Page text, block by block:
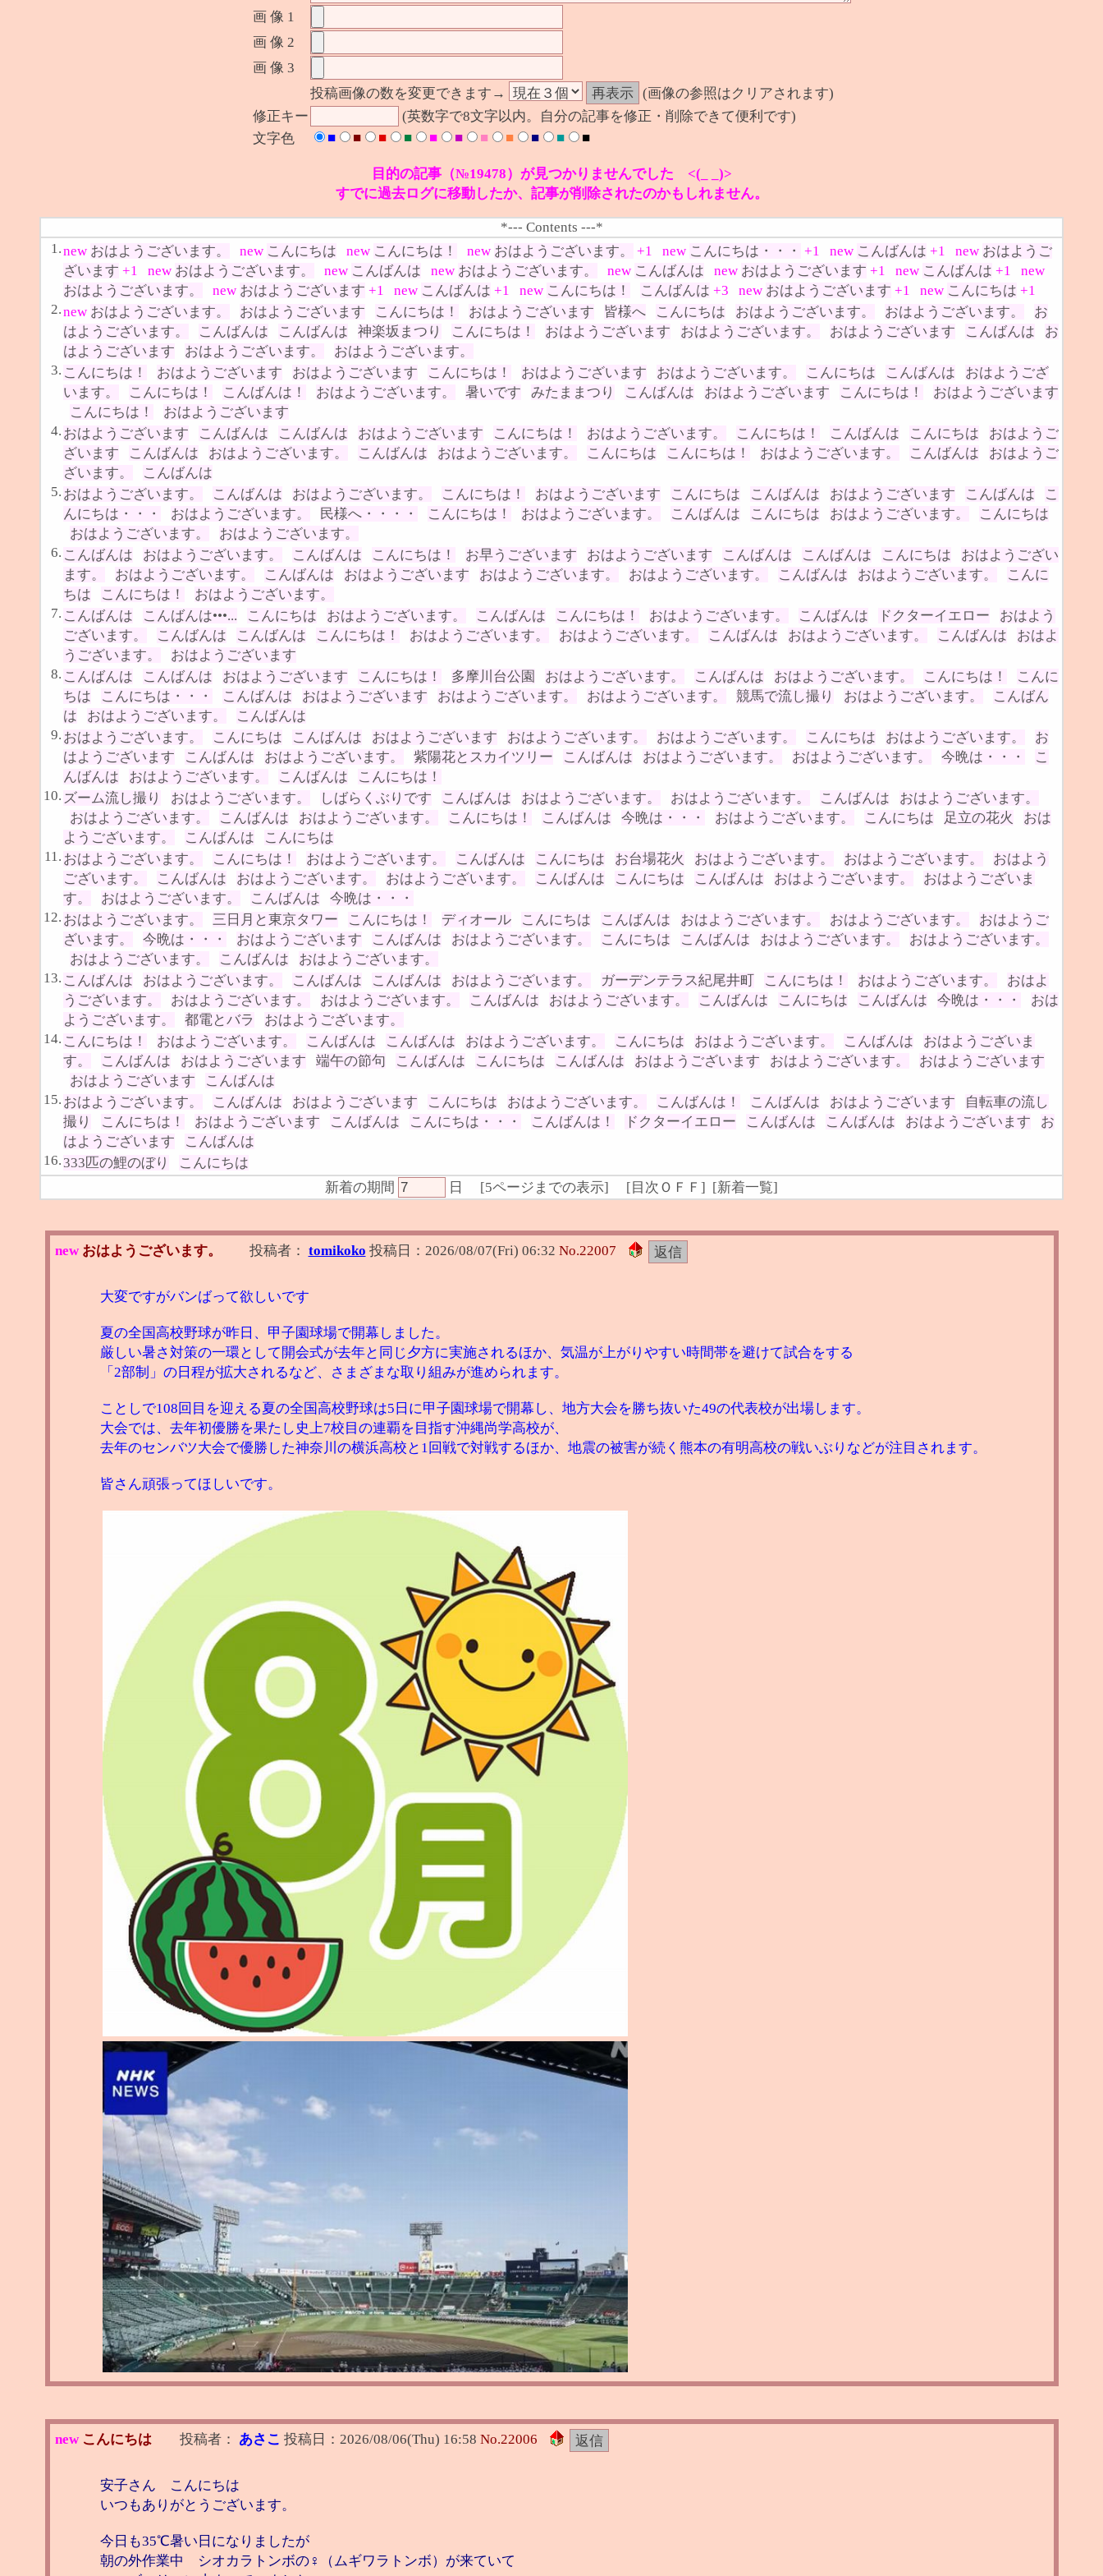
画 像 1
画 像 2
画 像 3
投稿画像の数を変更できます→
(画像の参照はクリアされます)
修正キー
(英数字で8文字以内。自分の記事を修正・削除できて便利です)
文字色
■ ■ ■ ■ ■ ■ ■ ■ ■ ■ ■
目的の記事（№19478）が見つかりませんでした <(_ _)>
すでに過去ログに移動したか、記事が削除されたのかもしれません。
*--- Contents ---*
1.new おはようございます。 new こんにちは new こんにちは！ new おはようございます。 +1 new こんにちは・・・ +1 new こんばんは +1 new おはようご
ざいます +1 new おはようございます。 new こんばんは new おはようございます。 new こんばんは new おはようございます +1 new こんばんは +1
new
おはようございます。
new おはようございます +1 new こんばんは +1 new こんにちは！ こんばんは +3 new おはようございます +1 new こんにちは +1
2.new おはようございます。 おはようございます こんにちは！ おはようございます 皆様へ こんにちは おはようございます。 おはようございます。
お
はようございます。
こんばんは こんばんは 神楽坂まつり こんにちは！ おはようございます おはようございます。 おはようございます こんばんは
お
はようございます
おはようございます。
おはようございます。
3. こんにちは！ おはようございます おはようございます こんにちは！ おはようございます おはようございます。 こんにちは こんばんは
おはようござ
います。
こんにちは！ こんばんは！ おはようございます。 暑いです みたままつり こんばんは おはようございます こんにちは！
おはようございます
こんにちは！
おはようございます
4. おはようございます こんばんは こんばんは おはようございます こんにちは！ おはようございます。 こんにちは！ こんばんは こんにちは
おはようご
ざいます
こんばんは おはようございます。 こんばんは おはようございます。 こんにちは こんにちは！ おはようございます。 こんばんは
おはようご
ざいます。
こんばんは
5. おはようございます。 こんばんは おはようございます。 こんにちは！ おはようございます こんにちは こんばんは おはようございます こんばんは
こ
んにちは・・・
おはようございます。 民様へ・・・・ こんにちは！ おはようございます。 こんばんは こんにちは おはようございます。
こんにちは
おはようございます。
おはようございます。
6. こんばんは おはようございます。 こんばんは こんにちは！ お早うございます おはようございます こんばんは こんばんは こんにちは
おはようござい
ます。
おはようございます。 こんばんは おはようございます おはようございます。 おはようございます。 こんばんは おはようございます。
こんに
ちは
こんにちは！
おはようございます。
7. こんばんは こんばんは•••... こんにちは おはようございます。 こんばんは こんにちは！ おはようございます。 こんばんは ドクターイエロー
おはよう
ございます。
こんばんは こんばんは こんにちは！ おはようございます。 おはようございます。 こんばんは おはようございます。 こんばんは
おはよ
うございます。
おはようございます
8. こんばんは こんばんは おはようございます こんにちは！ 多摩川台公園 おはようございます。 こんばんは おはようございます。 こんにちは！
こんに
ちは
こんにちは・・・ こんばんは おはようございます おはようございます。 おはようございます。 競馬で流し撮り おはようございます。
こんばん
は
おはようございます。
こんばんは
9. おはようございます。 こんにちは こんばんは おはようございます おはようございます。 おはようございます。 こんにちは おはようございます。
お
はようございます
こんばんは おはようございます。 紫陽花とスカイツリー こんばんは おはようございます。 おはようございます。 今晩は・・・
こ
んばんは
おはようございます。 こんばんは
こんにちは！
10. ズーム流し撮り おはようございます。 しばらくぶりです こんばんは おはようございます。 おはようございます。 こんばんは
おはようございます。
おはようございます。
こんばんは おはようございます。 こんにちは！ こんばんは 今晩は・・・ おはようございます。 こんにちは 足立の花火
おは
ようございます。
こんばんは
こんにちは
11. おはようございます。 こんにちは！ おはようございます。 こんばんは こんにちは お台場花火 おはようございます。 おはようございます。
おはよう
ございます。
こんばんは おはようございます。 おはようございます。 こんばんは こんにちは こんばんは おはようございます。
おはようございま
す。
おはようございます。 こんばんは
今晩は・・・
12. おはようございます。 三日月と東京タワー こんにちは！ ディオール こんにちは こんばんは おはようございます。 おはようございます。
おはようご
ざいます。
今晩は・・・ おはようございます こんばんは おはようございます。 こんにちは こんばんは おはようございます。
おはようございます。
おはようございます。
こんばんは
おはようございます。
13. こんばんは おはようございます。 こんばんは こんばんは おはようございます。 ガーデンテラス紀尾井町 こんにちは！ おはようございます。
おはよ
うございます。
おはようございます。 おはようございます。 こんばんは おはようございます。 こんばんは こんにちは こんばんは 今晩は・・・
おは
ようございます。
都電とバラ
おはようございます。
14. こんにちは！ おはようございます。 こんばんは こんばんは おはようございます。 こんにちは おはようございます。 こんばんは
おはようございま
す。
こんばんは おはようございます 端午の節句 こんばんは こんにちは こんばんは おはようございます おはようございます。
おはようございます
おはようございます
こんばんは
15. おはようございます。 こんばんは おはようございます こんにちは おはようございます。 こんばんは！ こんばんは おはようございます
自転車の流し
撮り
こんにちは！ おはようございます こんばんは こんにちは・・・ こんばんは！ ドクターイエロー こんばんは こんばんは おはようございます
お
はようございます
こんばんは
16.333匹の鯉のぼり
こんにちは
新着の期間
日 [5ページまでの表示] [ 目次ＯＦＦ ] [新着一覧]
new おはようございます。 投稿者： tomikoko 投稿日： 2026/08/07(Fri) 06:32 No.22007
大変ですがバンばって欲しいです
夏の全国高校野球が昨日、甲子園球場で開幕しました。
厳しい暑さ対策の一環として開会式が去年と同じ夕方に実施されるほか、気温が上がりやすい時間帯を避けて試合をする
「2部制」の日程が拡大されるなど、さまざまな取り組みが進められます。
ことしで108回目を迎える夏の全国高校野球は5日に甲子園球場で開幕し、地方大会を勝ち抜いた49の代表校が出場します。
大会では、去年初優勝を果たし史上7校目の連覇を目指す沖縄尚学高校が、
去年のセンバツ大会で優勝した神奈川の横浜高校と1回戦で対戦するほか、地震の被害が続く熊本の有明高校の戦いぶりなどが注目されます。
皆さん頑張ってほしいです。
new こんにちは 投稿者： あさこ 投稿日： 2026/08/06(Thu) 16:58 No.22006
安子さん こんにちは
いつもありがとうございます。
今日も35℃暑い日になりましたが
朝の外作業中 シオカラトンボの♀（ムギワラトンボ）が来ていて